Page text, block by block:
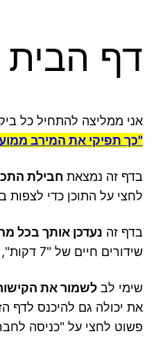
דף
אני ממליצה להתחיל כל
"כך תפיקי את המירב
בדף זה נמצאת חבילת
לחצי על התוכן כדי לצפות
בדף זה נעדכן אותך בכל
שידורים חיים של "7 דקות", אירועים לחברות מועדון והפתעות נוספות.
שימי לב לשמור את הקישור
את יכולה גם להיכנס לדף
פשוט לחצי על "כניסה